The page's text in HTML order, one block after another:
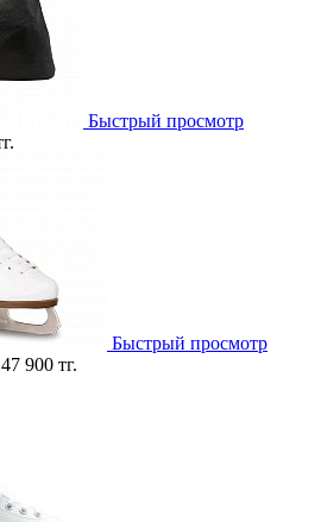
Быстрый просмотр
Быстрый просмотр
47 900 тг.